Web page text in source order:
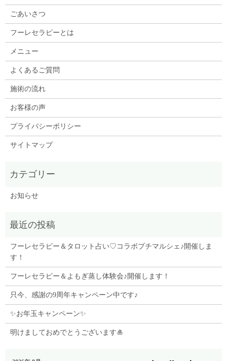
ごあいさつ
フーレセラピーとは
メニュー
よくあるご質問
施術の流れ
お客様の声
プライバシーポリシー
サイトマップ
お知らせ
フーレセラピー＆タロット占い♡コラボプチマルシェ♪開催しま
す！
フーレセラピー＆よもぎ蒸し体験会♪開催します！
只今、感謝の9周年キャンペーン中です♪
✨お年玉キャンペーン✨
明けましておめでとうございます🎍